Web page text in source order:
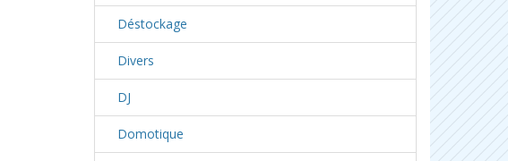
Déstockage
Divers
DJ
Domotique